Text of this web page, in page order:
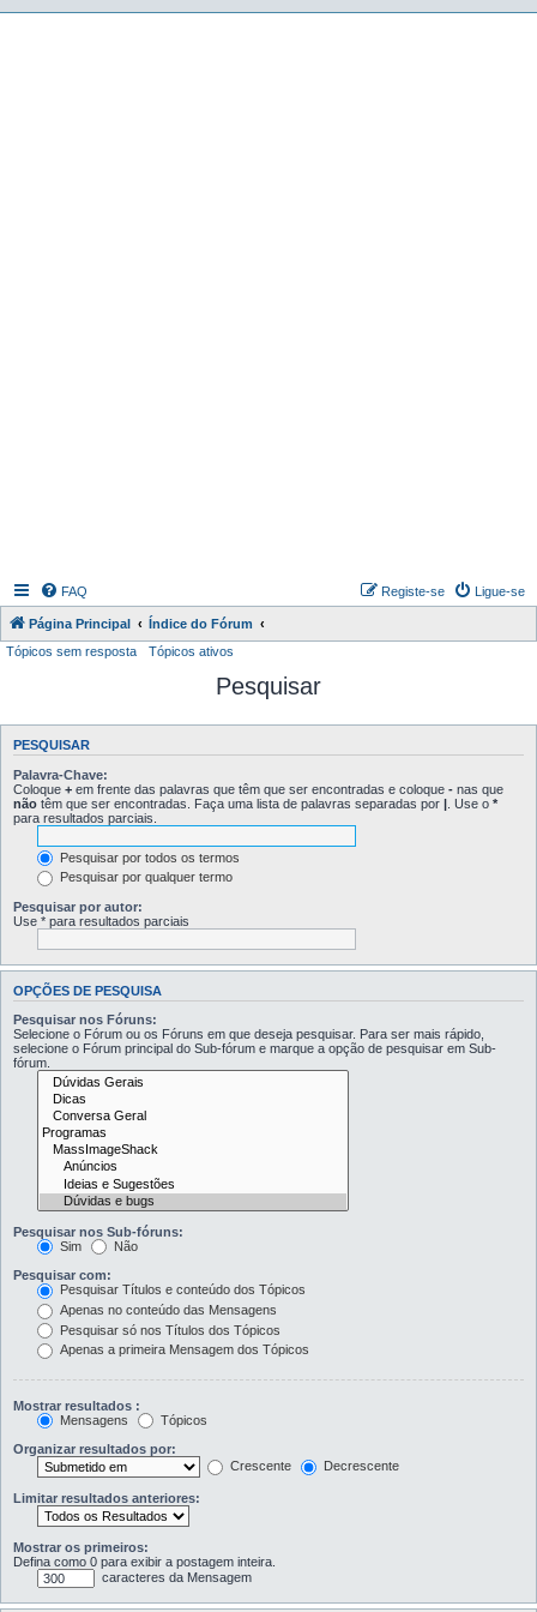
FAQ Ligue-se
Registe-se
Página Principal
Índice do Fórum
Tópicos sem resposta
Tópicos ativos
Pesquisar
PESQUISAR
Palavra-Chave:
Coloque + em frente das palavras que têm que ser encontradas e coloque - nas que
não têm que ser encontradas. Faça uma lista de palavras separadas por | . Use o *
para resultados parciais.
Pesquisar por todos os termos
Pesquisar por qualquer termo
Pesquisar por autor:
Use * para resultados parciais
OPÇÕES DE PESQUISA
Pesquisar nos Fóruns:
Selecione o Fórum ou os Fóruns em que deseja pesquisar. Para ser mais rápido,
selecione o Fórum principal do Sub-fórum e marque a opção de pesquisar em Sub-
fórum.
Pesquisar nos Sub-fóruns:
Sim
Não
Pesquisar com:
Pesquisar Títulos e conteúdo dos Tópicos
Apenas no conteúdo das Mensagens
Pesquisar só nos Títulos dos Tópicos
Apenas a primeira Mensagem dos Tópicos
Mostrar resultados :
Mensagens
Tópicos
Organizar resultados por:
Crescente
Decrescente
Limitar resultados anteriores:
Mostrar os primeiros:
Defina como 0 para exibir a postagem inteira.
caracteres da Mensagem